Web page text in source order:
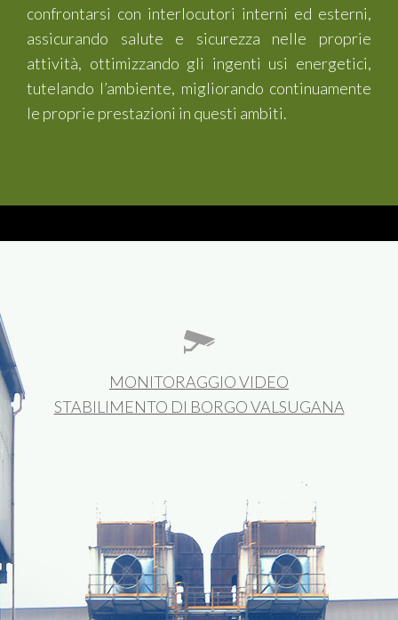
confrontarsi con interlocutori interni ed esterni,
assicurando salute e sicurezza nelle proprie
attività, ottimizzando gli ingenti usi energetici,
tutelando l’ambiente, migliorando continuamente
le proprie prestazioni in questi ambiti.
MONITORAGGIO VIDEO
STABILIMENTO DI BORGO VALSUGANA